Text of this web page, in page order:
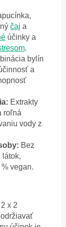
,
čaj a
účinky a
.
bylín
a
Extrakty
roľná
vody z
Bez
látok,
vegan.
x 2